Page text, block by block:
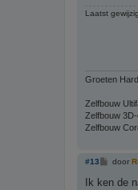
Laatst
Groeten
Zelfbouw
Zelfbouw
Zelfbouw
#13
B
r
door
Ik ken de